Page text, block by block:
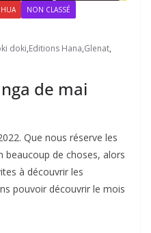
NON CLASSÉ
doki,Editions Hana,Glenat,
de mai
Que nous réserve les
beaucoup de choses, alors
à découvrir les
pouvoir découvrir le mois